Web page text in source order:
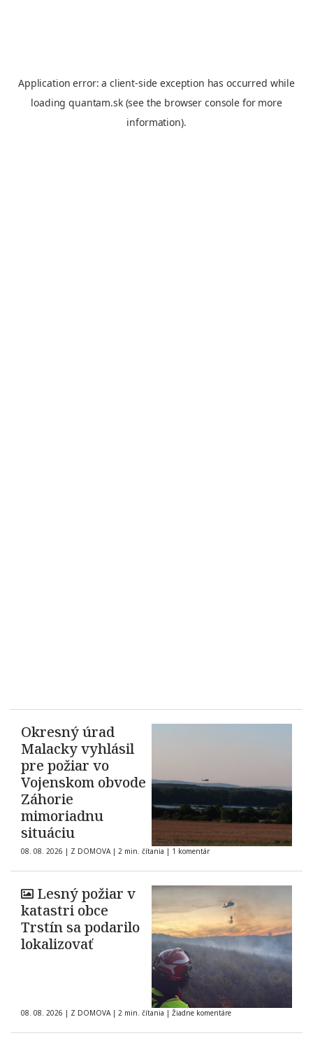
Okresný úrad
Malacky vyhlásil
pre požiar vo
Vojenskom obvode
Záhorie
mimoriadnu
situáciu
08. 08. 2026 | Z DOMOVA | 2 min. čítania | 1 komentár
Lesný požiar v
katastri obce
Trstín sa podarilo
lokalizovať
08. 08. 2026 | Z DOMOVA | 2 min. čítania | Žiadne komentáre